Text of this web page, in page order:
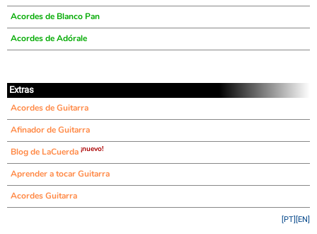
Acordes de Blanco Pan
Acordes de Adórale
Extras
Acordes de Guitarra
Afinador de Guitarra
Blog de LaCuerda ¡nuevo!
Aprender a tocar Guitarra
Acordes Guitarra
[EN]
[PT]